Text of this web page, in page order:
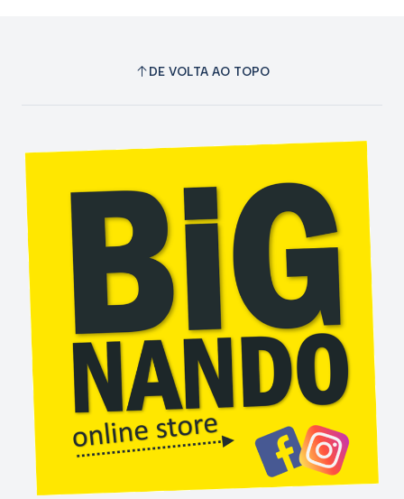
Para fins de escrita. É perfeito para deixar notas para
necessidade de papel para rabiscos simples, listagem ou
computação manual.
Uso sem tinta e sem complicações. Ele vem com sua
própria caneta para escrever e desenhar. A placa em si é
sensível à pressão, por isso não exige muito esforço para
usar e limpa sua tela com a operação de um único botão.
Versátil. A parte de trás deste tablet funciona como um
mouse.
É o melhor substituto para os mouse habituais que ficam
sujos e desgastados com o tempo.
Economia de energia. Este tablet usa menos energia de
uma bateria de célula botão substituível do que outros
tablets. É perfeito para alunos, professores, funcionários
de escritório, designers, engenheiros, empresários e muito
mais.
DE VOLTA AO TOPO